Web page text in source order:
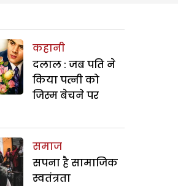
कहानी
दलाल : जब पति ने
किया पत्नी को
जिस्म बेचने पर
समाज
सपना है सामाजिक
स्वतंत्रता